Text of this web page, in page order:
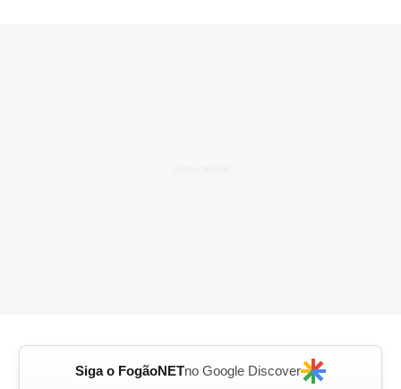
Siga o FogãoNETno Google Discover